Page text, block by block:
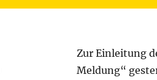
Zur Einleitung
Meldung“